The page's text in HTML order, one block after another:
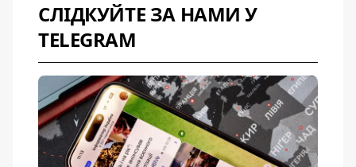
СЛІДКУЙТЕ ЗА НАМИ У
TELEGRAM